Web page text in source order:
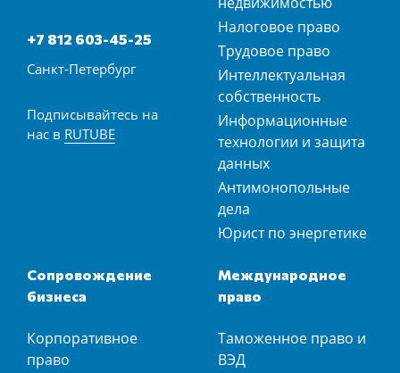
+7 812 603-45-25
Санкт-Петербург
Подписывайтесь на
нас в RUTUBE
Налоговое право
Трудовое право
Интеллектуальная
собственность
Информационные
технологии и защита
данных
Антимонопольные
дела
Юрист по энергетике
Сопровождение
бизнеса
Корпоративное
право
Международное
право
Таможенное право и
ВЭД